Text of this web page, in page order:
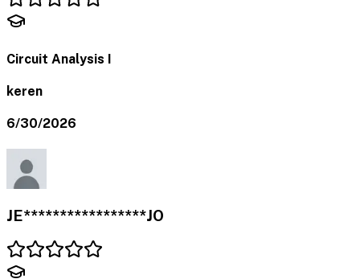
Circuit Analysis I
keren
6/30/2026
JE*****************JO